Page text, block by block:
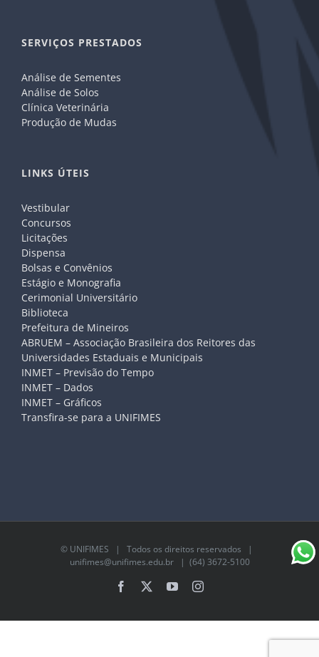
SERVIÇOS PRESTADOS
Análise de Sementes
Análise de Solos
Clínica Veterinária
Produção de Mudas
LINKS ÚTEIS
Vestibular
Concursos
Licitações
Dispensa
Bolsas e Convênios
Estágio e Monografia
Cerimonial Universitário
Biblioteca
Prefeitura de Mineiros
ABRUEM – Associação Brasileira dos Reitores das
Universidades Estaduais e Municipais
INMET – Previsão do Tempo
INMET – Dados
INMET – Gráficos
Transfira-se para a UNIFIMES
© UNIFIMES | Todos os direitos reservados |
unifimes@unifimes.edu.br| (64) 3672-5100
Facebook YouTubeInstagram